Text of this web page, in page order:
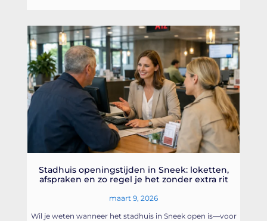
Stadhuis openingstijden in Sneek: loketten,
afspraken en zo regel je het zonder extra rit
maart 9, 2026
Wil je weten wanneer het stadhuis in Sneek open is—voor